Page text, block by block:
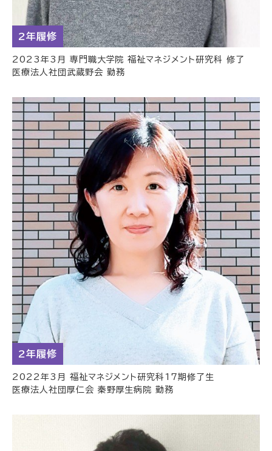
2年履修
2023年3月 専門職大学院 福祉マネジメント研究科 修了
医療法人社団武蔵野会 勤務
2年履修
2022年3月 福祉マネジメント研究科17期修了生
医療法人社団厚仁会 秦野厚生病院 勤務